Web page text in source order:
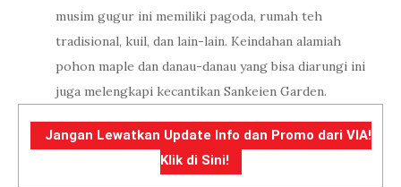
musim gugur ini memiliki pagoda, rumah teh
tradisional, kuil, dan lain-lain. Keindahan alamiah
pohon maple dan danau-danau yang bisa diarungi ini
juga melengkapi kecantikan Sankeien Garden.
Jangan Lewatkan Update Info dan Promo dari VIA!
Klik di Sini!